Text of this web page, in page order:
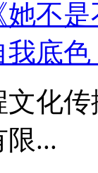
不
我底色
化
...